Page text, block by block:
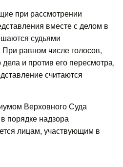
при рассмотрении
вместе с делом в
судьями
равном числе голосов,
и против его пересмотра,
считаются
Верховного Суда
порядке надзора
лицам, участвующим в